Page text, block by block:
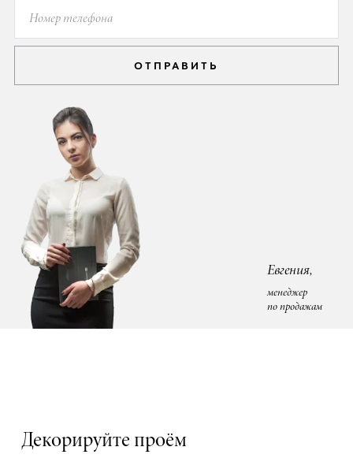
ОТПРАВИТЬ
Евгения,
менеджер
по продажам
Декорируйте проём